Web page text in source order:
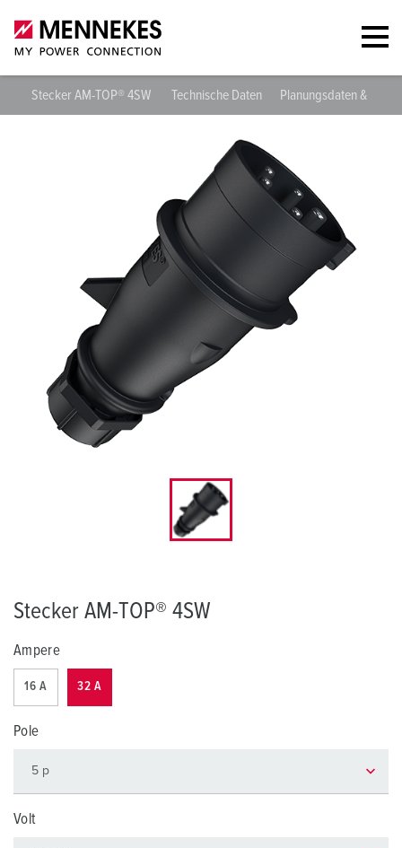
Stecker AM-TOP® 4SW Technische Daten Planungsdaten &
Stecker AM-TOP® 4SW
Ampere
16 A 32 A
Pole
Volt